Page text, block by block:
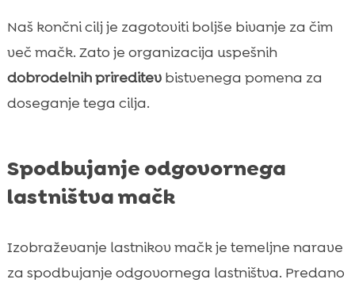
Naš končni cilj je zagotoviti boljše bivanje za čim
več mačk. Zato je organizacija uspešnih
dobrodelnih prireditevbistvenega pomena za
doseganje tega cilja.
Spodbujanje odgovornega
lastništva mačk
Izobraževanje lastnikov mačk je temeljne narave
za spodbujanje odgovornega lastništva. Predano